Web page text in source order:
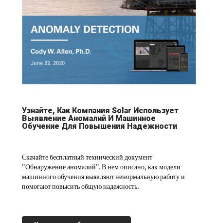
Узнайте, Как Компания Solar Использует
Выявление Аномалий И Машинное
Обучение Для Повышения Надежности
Скачайте бесплатный технический документ
"Обнаружение аномалий". В нем описано, как модели
машинного обучения выявляют ненормальную работу и
помогают повысить общую надежность.​